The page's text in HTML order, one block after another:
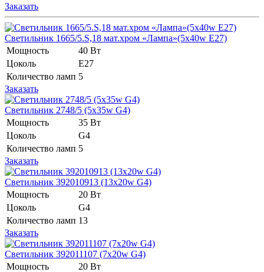
Заказать
Светильник 1665/5.S,18 мат.хром «Лампа»(5x40w E27)
Мощность
40 Вт
Цоколь
E27
Количество ламп 5
Заказать
Светильник 2748/5 (5x35w G4)
Мощность
35 Вт
Цоколь
G4
Количество ламп 5
Заказать
Светильник 392010913 (13x20w G4)
Мощность
20 Вт
Цоколь
G4
Количество ламп 13
Заказать
Светильник 392011107 (7x20w G4)
Мощность
20 Вт